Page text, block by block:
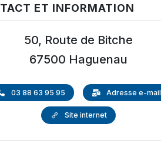
ET INFORMATION
50, Route de Bitche
67500 Haguenau
03 88 63 95 95 Adresse e-mail
Site internet